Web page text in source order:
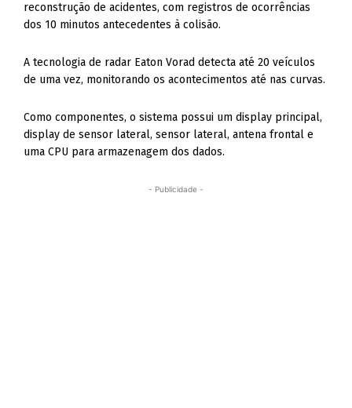
reconstrução de acidentes, com registros de ocorrências
dos 10 minutos antecedentes à colisão.
A tecnologia de radar Eaton Vorad detecta até 20 veículos
de uma vez, monitorando os acontecimentos até nas curvas.
Como componentes, o sistema possui um display principal,
display de sensor lateral, sensor lateral, antena frontal e
uma CPU para armazenagem dos dados.
- Publicidade -